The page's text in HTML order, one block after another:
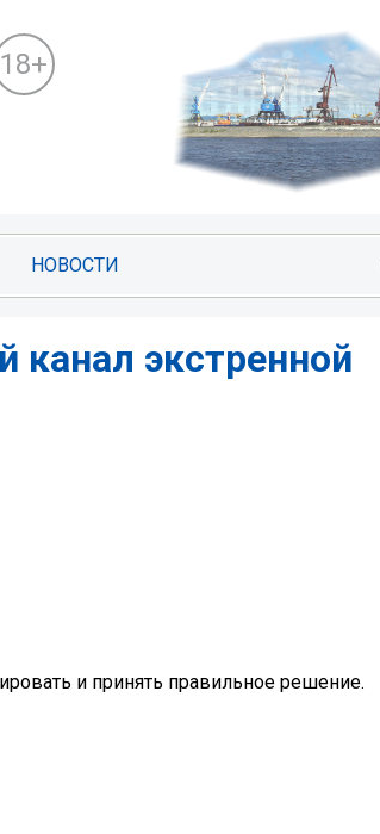
18+
НОВОСТИ
экстренной
и принять правильное решение.